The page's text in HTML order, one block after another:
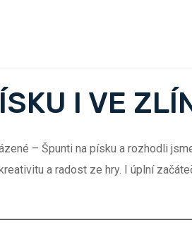
I VE
– Špunti na písku a rozhodli
a radost ze hry. I úplní